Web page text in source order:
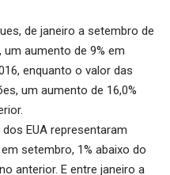
de janeiro a setembro de
aumento de 9% em
enquanto o valor das
um aumento de 16,0%
EUA representaram
setembro, 1% abaixo do
anterior. E entre janeiro a